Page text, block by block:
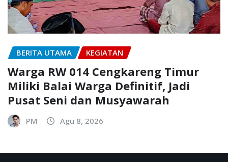
BERITA UTAMA KEGIATAN
Warga RW 014 Cengkareng Timur
Miliki Balai Warga Definitif, Jadi
Pusat Seni dan Musyawarah
PM Agu 8, 2026